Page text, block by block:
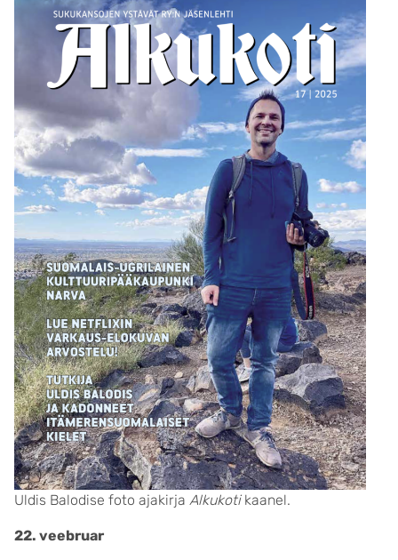
Uldis Balodise foto ajakirja Alkukotikaanel.
22. veebruar